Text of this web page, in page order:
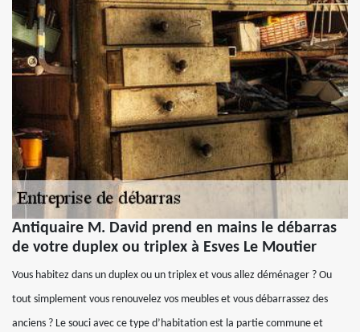
Antiquaire M. David prend en mains le débarras
de votre duplex ou triplex à Esves Le Moutier
Vous habitez dans un duplex ou un triplex et vous allez déménager ? Ou
tout simplement vous renouvelez vos meubles et vous débarrassez des
anciens ? Le souci avec ce type d’habitation est la partie commune et